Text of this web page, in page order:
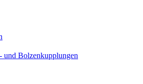
und Bolzenkupplungen